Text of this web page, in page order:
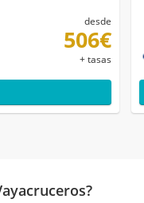
desde
506€
+ tasas